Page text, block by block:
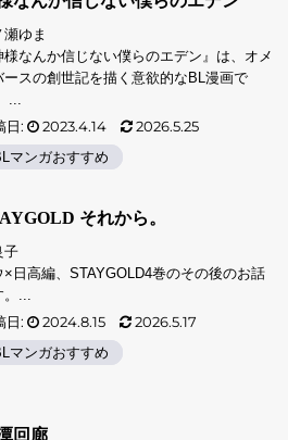
瀬ゆま
様なんか信じない僕らのエデン』は、オメ
ースの創世記を描く意欲的なBL漫画で
...
日:
2023.4.14
2026.5.25
マンガおすすめ
それから。
子
×日高編、STAYGOLD4巻のその後のお話
...
日:
2024.8.15
2026.5.17
マンガおすすめ
回廊